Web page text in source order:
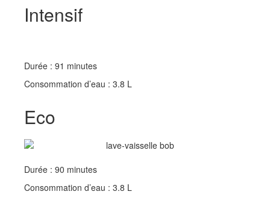
Intensif
Durée : 91 minutes
Consommation d’eau : 3.8 L
Eco
Durée : 90 minutes
Consommation d’eau : 3.8 L